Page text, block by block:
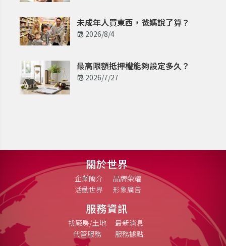
未成年人買東西，爸媽說了算？
2026/8/4
最高限額抵押權能夠設定多久？
2026/7/27
關於世界
企業簡介
品牌榮耀
活動世界
形象廣告
服務資訊
找廠房/土地
最新消息
代管服務
服務據點